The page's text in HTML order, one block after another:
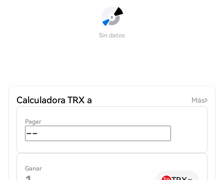
Sin datos
Calculadora TRX a Más
Pagar
Ganar